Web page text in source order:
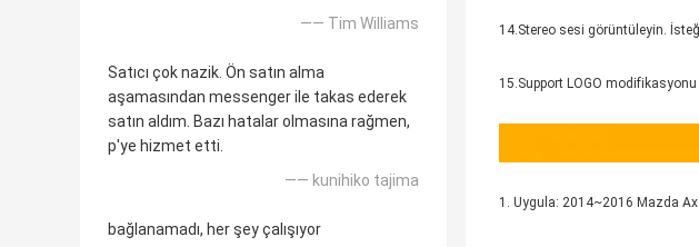
—— Tim Williams
Satıcı çok nazik. Ön satın alma
aşamasından messenger ile takas ederek
satın aldım. Bazı hatalar olmasına rağmen,
p'ye hizmet etti.
—— kunihiko tajima
bağlanamadı, her şey çalışıyor
14.Stereo sesi görüntüleyin.
15.Support LOGO modifikasyonu
1. Uygula: 2014~2016 Mazda